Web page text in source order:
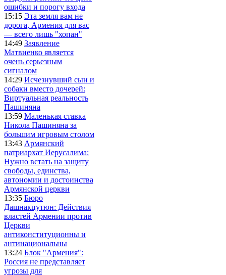
ошибки и порогу входа
15:15 Эта земля вам не
дорога, Армения для вас
— всего лишь "хопан"
14:49 Заявление
Матвиенко является
очень серьезным
сигналом
14:29 Исчезнувший сын и
собаки вместо дочерей:
Виртуальная реальность
Пашиняна
13:59 Маленькая ставка
Никола Пашиняна за
большим игровым столом
13:43 Армянский
патриархат Иерусалима:
Нужно встать на защиту
свободы, единства,
автономии и достоинства
Армянской церкви
13:35 Бюро
Дашнакцутюн: Действия
властей Армении против
Церкви
антиконституционны и
антинациональны
13:24 Блок "Армения":
Россия не представляет
угрозы для